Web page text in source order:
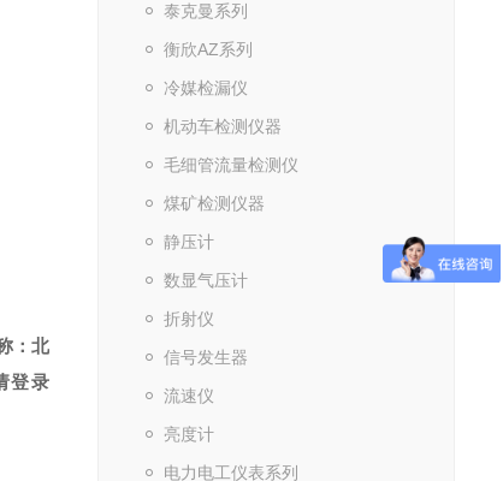
泰克曼系列
衡欣AZ系列
冷媒检漏仪
机动车检测仪器
毛细管流量检测仪
煤矿检测仪器
静压计
数显气压计
折射仪
信号发生器
流速仪
亮度计
电力电工仪表系列
：北
登录